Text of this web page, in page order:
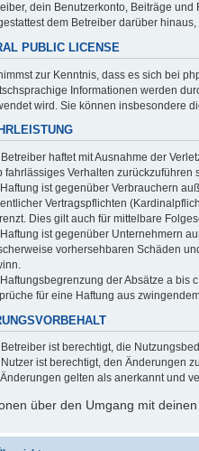
dein Benutzerkonto, Beiträge
dem Betreiber darüber
PUBLIC LICENSE
zur Kenntnis, dass es sich bei
Informationen werden
wird. Sie können insbesondere
Betreiber haftet mit Ausnahme der
fahrlässiges Verhalten
ist gegenüber Verbrauchern
Vertragspflichten
Dies gilt auch für mittelbare
ist gegenüber Unternehmern
vorhersehbaren Schäden
der Absätze a bis
für eine Haftung aus
Betreiber ist berechtigt, die
Nutzer ist berechtigt, den Änderungen
gelten als anerkannt und
über den Umgang mit